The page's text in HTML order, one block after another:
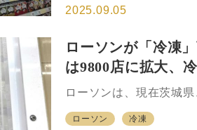
服、コモディ…
に際して、トライアル
き」を導⼊。経営統合
と⻄友のPB商品相互展
側での取り扱いは初め
は、2012年に誕⽣し、
は、グロサリーの売上
う。商品の発売において
2025.09.05
ローソンが「冷凍
は9800店に拡大、
開始で約700店での
ローソンは、現在茨城
りの取り扱いを、7月15
ローソン 冷凍